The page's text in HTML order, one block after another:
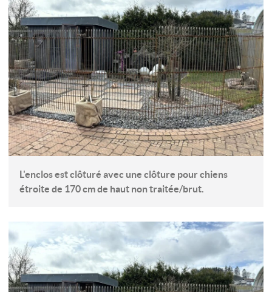
L'enclos est clôturé avec une clôture pour chiens
étroite de 170 cm de haut non traitée/brut.